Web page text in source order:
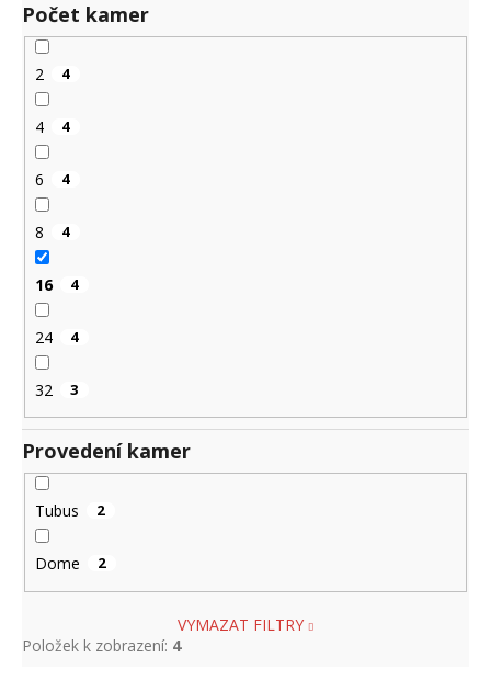
Počet kamer
2 4
4 4
6 4
8 4
16 4
24 4
32 3
Provedení kamer
Tubus 2
Dome 2
VYMAZAT FILTRY
Položek k zobrazení: 4